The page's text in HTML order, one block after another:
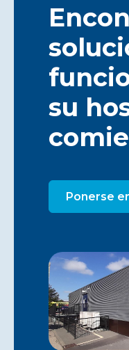
su
Ponerse